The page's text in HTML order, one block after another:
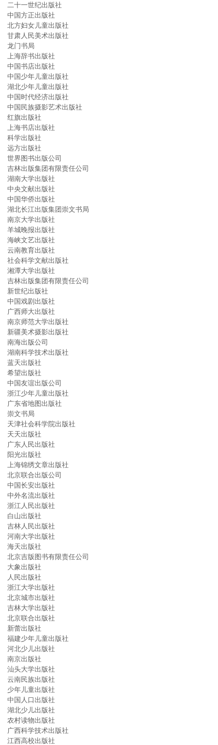
二十一世纪出版社
中国方正出版社
北方妇女儿童出版社
甘肃人民美术出版社
龙门书局
上海辞书出版社
中国书店出版社
中国少年儿童出版社
湖北少年儿童出版社
中国时代经济出版社
中国民族摄影艺术出版社
红旗出版社
上海书店出版社
科学出版社
远方出版社
世界图书出版公司
吉林出版集团有限责任公司
湖南大学出版社
中央文献出版社
中国华侨出版社
湖北长江出版集团崇文书局
南京大学出版社
羊城晚报出版社
海峡文艺出版社
云南教育出版社
社会科学文献出版社
湘潭大学出版社
吉林出版集团有限责任公司
新世纪出版社
中国戏剧出版社
广西师大出版社
南京师范大学出版社
新疆美术摄影出版社
南海出版公司
湖南科学技术出版社
蓝天出版社
希望出版社
中国友谊出版公司
浙江少年儿童出版社
广东省地图出版社
崇文书局
天津社会科学院出版社
天天出版社
广东人民出版社
阳光出版社
上海锦绣文章出版社
北京联合出版公司
中国长安出版社
中外名流出版社
浙江人民出版社
白山出版社
吉林人民出版社
河南大学出版社
海天出版社
北京吉版图书有限责任公司
大象出版社
人民出版社
浙江大学出版社
北京城市出版社
吉林大学出版社
北京联合出版社
新蕾出版社
福建少年儿童出版社
河北少儿出版社
南京出版社
汕头大学出版社
云南民族出版社
少年儿童出版社
中国人口出版社
湖北少儿出版社
农村读物出版社
广西科学技术出版社
江西高校出版社